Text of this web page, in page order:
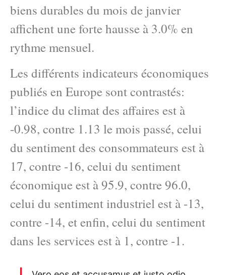
biens durables du mois de janvier
affichent une forte hausse à 3.0% en
rythme mensuel.
Les différents indicateurs économiques
publiés en Europe sont contrastés:
l’indice du climat des affaires est à
-0.98, contre 1.13 le mois passé, celui
du sentiment des consommateurs est à
17, contre -16, celui du sentiment
économique est à 95.9, contre 96.0,
celui du sentiment industriel est à -13,
contre -14, et enfin, celui du sentiment
dans les services est à 1, contre -1.